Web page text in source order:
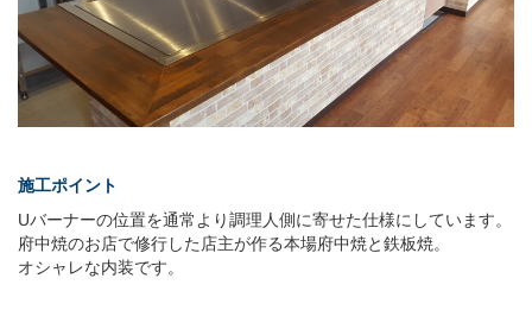
施工ポイント
Uバーナーの位置を通常より調理人側に寄せた仕様にしています。
府中焼のお店で修行した店主が作る本場府中焼と鉄板焼。
オシャレな内装です。